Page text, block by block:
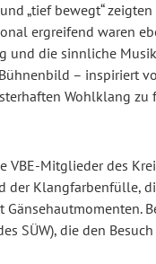
„tief bewegt“
ergreifend waren
und die sinnliche
– inspiriert
Wohlklang zu
VBE-Mitglieder des
der Klangfarbenfülle,
Gänsehautmomenten.
SÜW), die den